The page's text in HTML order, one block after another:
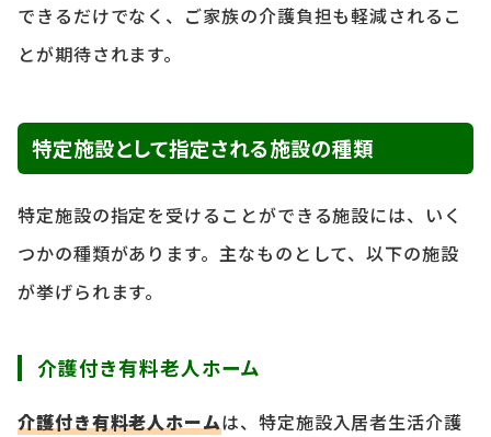
できるだけでなく、ご家族の介護負担も軽減されるこ
とが期待されます。
特定施設として指定される施設の種類
特定施設の指定を受けることができる施設には、いく
つかの種類があります。主なものとして、以下の施設
が挙げられます。
介護付き有料老人ホーム
介護付き有料老人ホームは、特定施設入居者生活介護